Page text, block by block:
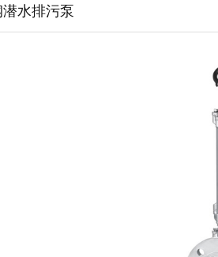
潜水排污泵